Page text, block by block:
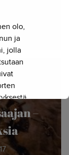
–
olo,
ja
jolla
ja
with